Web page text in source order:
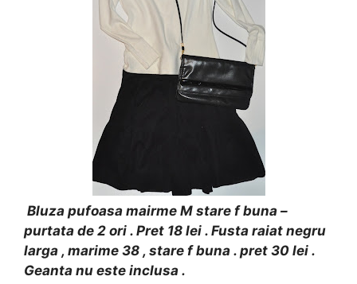
Bluza pufoasa mairme M stare f buna –
purtata de 2 ori . Pret 18 lei . Fusta raiat negru
larga , marime 38 , stare f buna . pret 30 lei .
Geanta nu este inclusa .